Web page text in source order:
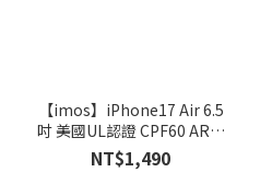
iPhone17
Pro (4)
【imos】iPhone17 Air 6.5
吋 美國UL認證 CPF60 AR低
反光低藍光螢幕保護貼
NT$1,490